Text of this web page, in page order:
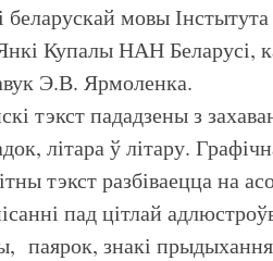
беларускай мовы
Купалы НАН Беларусі,
Э.В. Ярмоленка.
тэкст пададзены з
літара ў літару.
тэкст разбіваецца на
пад цітлай
паярок, знакі прыдыхання